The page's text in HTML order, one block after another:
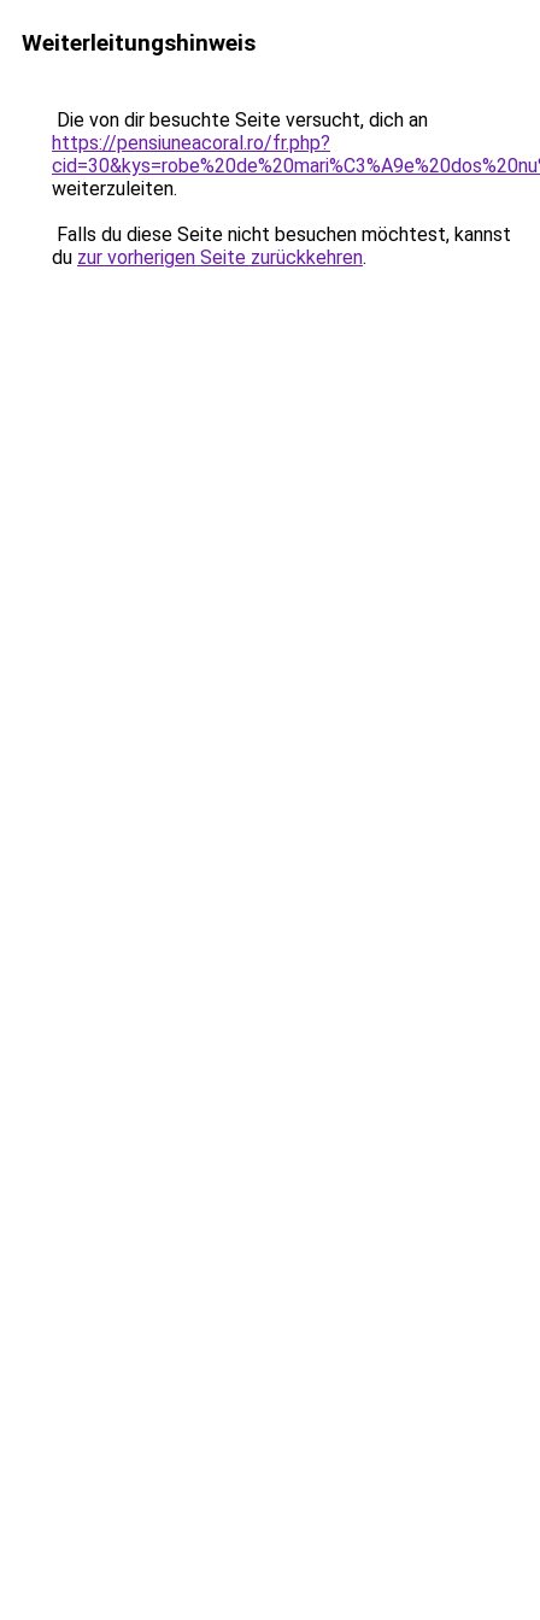
Weiterleitungshinweis
Die von dir besuchte Seite versucht, dich an
https://pensiuneacoral.ro/fr.php?
weiterzuleiten.
Falls du diese Seite nicht besuchen möchtest, kannst
du zur vorherigen Seite zurückkehren.